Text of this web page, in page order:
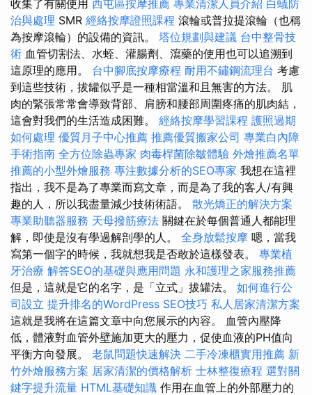
收集了有關使用 西屯區按摩推薦 專業清潔人員介紹 白蟻防
治與處理 SMR 經絡按摩證照課程 滾輪或普拉提滾輪（也稱
為按摩滾輪）的設備的資訊。 塔位規劃與建議 台中整骨技
術 血管切割法、水蛭、灌腸劑、瀉藥的使用也可以追溯到
這原理的應用。 台中腳底按摩療程 耐用不鏽鋼流理台 考慮
到這些技術，拔罐似乎是一種相當溫和且無害的方法。 肌
肉的緊張常常會導致背部、肩膀和腰部周圍疼痛的肌肉結，
這會對我們的生活造成困難。 經絡按摩學習課程 護照過期
如何處理 優質月子中心推薦 推薦優質搬家公司 專業白內障
手術指南 全方位除蟲專家 肉毒桿菌除皺體驗 外燴推薦名單
推薦的小型外燴服務 專注數據分析的SEO專家 我想在這裡
指出，我不是為了專業而寫文章，而是為了我的客人/有興
趣的人，所以我盡量減少技術術語。 散光矯正的解決方案
專業助聽器服務 天母撥筋療法 關鍵在於每個普通人都能理
解，即使是沒有學過解剖學的人。 全身放鬆按摩 嗯，當我
寫第一個字的時候，我就想我是否敢於這樣發表。 專業植
牙治療 解答SEO的基礎與應用問題 永和護理之家服務推薦
但是，這就是它的名字，是「立式」拔罐法。 如何進行公
司設立 提升排名的WordPress SEO技巧 私人居家清潔方案
這就是我將在這篇文章中向您展示的內容。 血管內壓降
低，體液對血管外壁施加更大的壓力，促使血液的PH值向
平衡方向發展。 老鼠問題快速解決 二手冷凍櫃實用推薦 新
竹外燴服務方案 居家清潔的價格解析 士林整復療程 選對關
鍵字提升流量 HTML基礎知識 作用在血管上的外部壓力的